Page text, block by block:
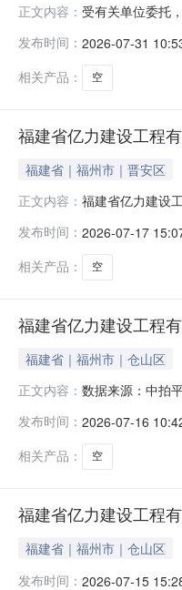
正文内容： 受有关单位委托
50辆车报废拆解
发布时间： 2026-07-31
相关产品：
空
福建省亿力建设工程
福建省｜福州市｜晋安区
正文内容： 福建省亿力建设
司17辆车报废拆
发布时间： 2026-07-17
相关产品：
空
福建省亿力建设工程
福建省｜福州市｜仓山区
正文内容： 数据来源：中拍
发布时间： 2026-07-16
相关产品：
空
福建省亿力建设工程
福建省｜福州市｜仓山区
发布时间： 2026-07-15